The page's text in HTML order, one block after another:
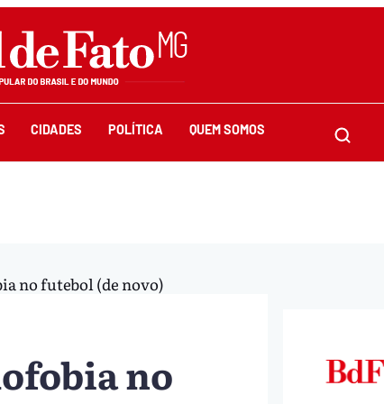
CIDADES POLÍTICA QUEM SOMOS
no futebol (de novo)
no